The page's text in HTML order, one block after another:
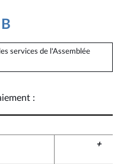
services de l'Assemblée
:
+